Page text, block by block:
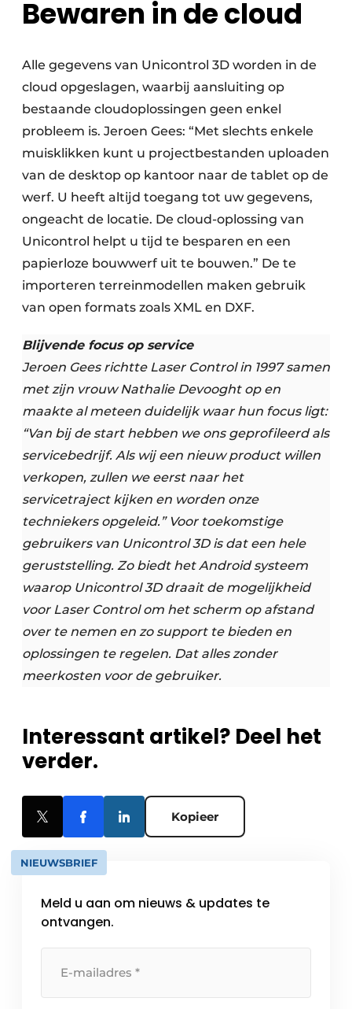
Bewaren in de cloud
Alle gegevens van Unicontrol 3D worden in de
cloud opgeslagen, waarbij aansluiting op
bestaande cloudoplossingen geen enkel
probleem is. Jeroen Gees: “Met slechts enkele
muisklikken kunt u projectbestanden uploaden
van de desktop op kantoor naar de tablet op de
werf. U heeft altijd toegang tot uw gegevens,
ongeacht de locatie. De cloud-oplossing van
Unicontrol helpt u tijd te besparen en een
papierloze bouwwerf uit te bouwen.” De te
importeren terreinmodellen maken gebruik
van open formats zoals XML en DXF.
Blijvende focus op service
Jeroen Gees richtte Laser Control in 1997 samen
met zijn vrouw Nathalie Devooght op en
maakte al meteen duidelijk waar hun focus ligt:
“Van bij de start hebben we ons geprofileerd als
servicebedrijf. Als wij een nieuw product willen
verkopen, zullen we eerst naar het
servicetraject kijken en worden onze
techniekers opgeleid.” Voor toekomstige
gebruikers van Unicontrol 3D is dat een hele
geruststelling. Zo biedt het Android systeem
waarop Unicontrol 3D draait de mogelijkheid
voor Laser Control om het scherm op afstand
over te nemen en zo support te bieden en
oplossingen te regelen. Dat alles zonder
meerkosten voor de gebruiker.
Interessant artikel? Deel het
verder.
Kopieer
NIEUWSBRIEF
Meld u aan om nieuws & updates te
ontvangen.